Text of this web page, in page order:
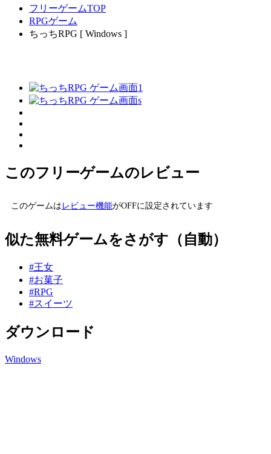
フリーゲームTOP
RPGゲーム
ちっちRPG [ Windows ]
このフリーゲームのレビュー
このゲームは レビュー機能がOFFに設定されています
似た無料ゲームをさがす（自動）
#王女
#お菓子
#RPG
#スイーツ
ダウンロード
Windows